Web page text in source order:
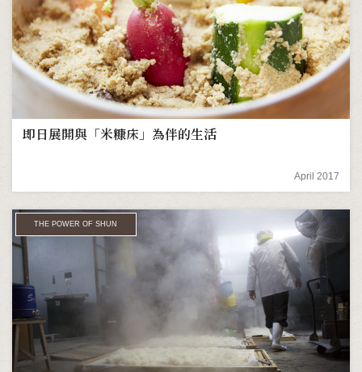
即日展開與「米糠床」為伴的生活
April 2017
THE POWER OF SHUN